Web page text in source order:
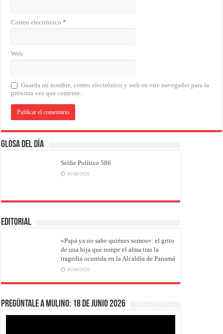
Correo electrónico*
Web
Guarda mi nombre, correo electrónico y web en este navegador para la
próxima vez que comente.
Glosa del Día
Selfie Político 586
06/08/2026
EDITORIAL
«Papá ya no sabe quiénes somos»: el grito
de una hija que rompe el alma tras la
tragedia ocurrida en la Alcaldía de Panamá
06/08/2026
Pregúntale a Mulino: 18 de junio 2026